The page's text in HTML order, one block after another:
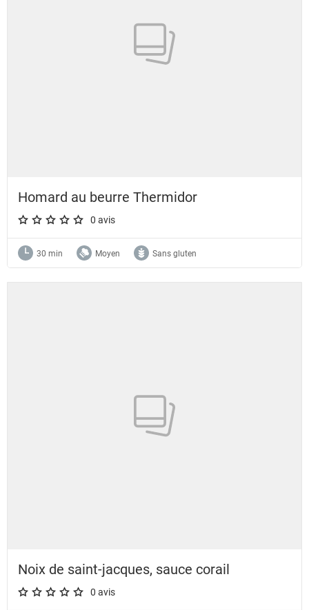
Homard au beurre Thermidor
A star rating of 0 out of 5.
0 avis
30 min Moyen Sans gluten
Noix de saint-jacques, sauce corail
A star rating of 0 out of 5.
0 avis